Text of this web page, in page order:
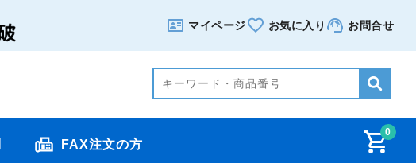
マイページ お気に入り お問合せ
0
FAX注文の方